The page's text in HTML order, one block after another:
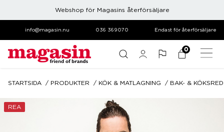
Webshop för Magasins återförsäljare
info@magasin.nu 036 369070 Endast för återförsäljare
0
STARTSIDA PRODUKTER KÖK & MATLAGNING BAK- &
REA